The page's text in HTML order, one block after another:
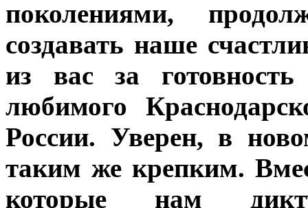
поколениями,
создавать наше
из вас за
любимого
России. Уверен, в
таким же крепким.
которые нам